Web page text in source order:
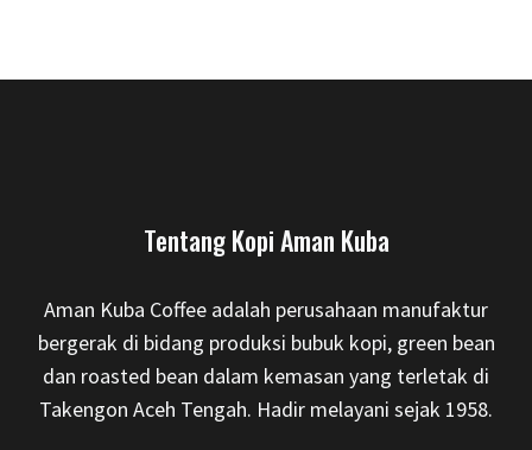
Tentang Kopi Aman Kuba
Aman Kuba Coffee adalah perusahaan manufaktur
bergerak di bidang produksi bubuk kopi, green bean
dan roasted bean dalam kemasan yang terletak di
Takengon Aceh Tengah. Hadir melayani sejak 1958.